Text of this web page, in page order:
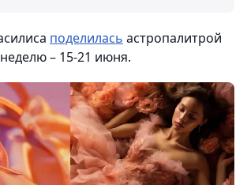
поделилась астропалитрой
– 15-21 июня.